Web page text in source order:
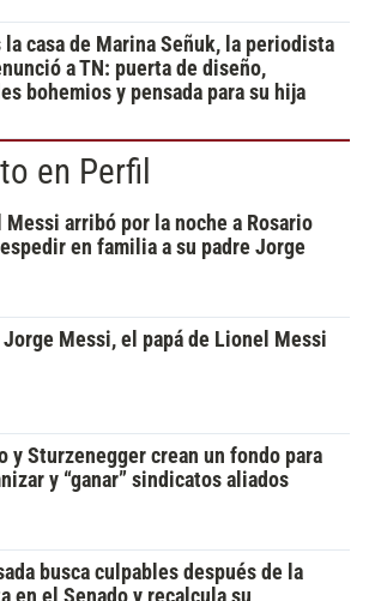
la casa de Marina Señuk, la periodista
a TN: puerta de diseño,
bohemios y pensada para su hija
en Perfil
Messi arribó por la noche a Rosario
en familia a su padre Jorge
Jorge Messi, el papá de Lionel Messi
y Sturzenegger crean un fondo para
y “ganar” sindicatos aliados
busca culpables después de la
en el Senado y recalcula su